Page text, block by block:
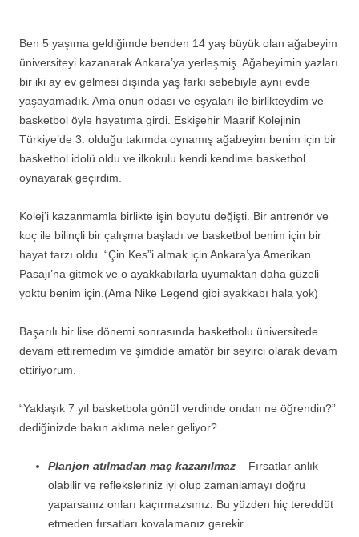
Ben 5 yaşıma geldiğimde benden 14 yaş büyük olan ağabeyim
üniversiteyi kazanarak Ankara’ya yerleşmiş. Ağabeyimin yazları
bir iki ay ev gelmesi dışında yaş farkı sebebiyle aynı evde
yaşayamadık. Ama onun odası ve eşyaları ile birlikteydim ve
basketbol öyle hayatıma girdi. Eskişehir Maarif Kolejinin
Türkiye’de 3. olduğu takımda oynamış ağabeyim benim için bir
basketbol idolü oldu ve ilkokulu kendi kendime basketbol
oynayarak geçirdim.
Kolej’i kazanmamla birlikte işin boyutu değişti. Bir antrenör ve
koç ile bilinçli bir çalışma başladı ve basketbol benim için bir
hayat tarzı oldu. “Çin Kes”i almak için Ankara’ya Amerikan
Pasajı’na gitmek ve o ayakkabılarla uyumaktan daha güzeli
yoktu benim için.(Ama Nike Legend gibi ayakkabı hala yok)
Başarılı bir lise dönemi sonrasında basketbolu üniversitede
devam ettiremedim ve şimdide amatör bir seyirci olarak devam
ettiriyorum.
“Yaklaşık 7 yıl basketbola gönül verdinde ondan ne öğrendin?”
dediğinizde bakın aklıma neler geliyor?
Planjon atılmadan maç kazanılmaz – Fırsatlar anlık
olabilir ve refleksleriniz iyi olup zamanlamayı doğru
yaparsanız onları kaçırmazsınız. Bu yüzden hiç tereddüt
etmeden fırsatları kovalamanız gerekir.